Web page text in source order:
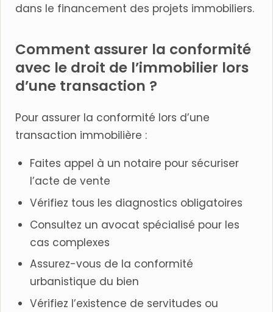
dans le financement des projets immobiliers.
Comment assurer la conformité
avec le droit de l’immobilier lors
d’une transaction ?
Pour assurer la conformité lors d’une
transaction immobilière :
Faites appel à un notaire pour sécuriser
l’acte de vente
Vérifiez tous les diagnostics obligatoires
Consultez un avocat spécialisé pour les
cas complexes
Assurez-vous de la conformité
urbanistique du bien
Vérifiez l’existence de servitudes ou